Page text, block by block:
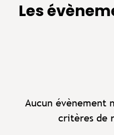
Les
Aucun évènement
critères de